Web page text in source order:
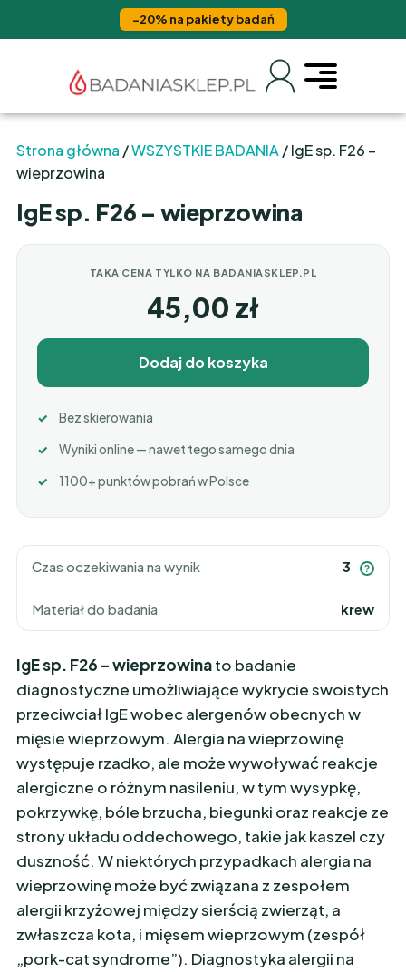
−20% na pakiety badań
Strona główna /WSZYSTKIE BADANIA / IgE sp. F26 –
wieprzowina
IgE sp. F26 – wieprzowina
Czas oczekiwania na wynik 3 ?
Materiał do badania krew
IgE sp. F26 – wieprzowinato badanie
diagnostyczne umożliwiające wykrycie swoistych
przeciwciał IgE wobec alergenów obecnych w
mięsie wieprzowym. Alergia na wieprzowinę
występuje rzadko, ale może wywoływać reakcje
alergiczne o różnym nasileniu, w tym wysypkę,
pokrzywkę, bóle brzucha, biegunki oraz reakcje ze
strony układu oddechowego, takie jak kaszel czy
duszność. W niektórych przypadkach alergia na
wieprzowinę może być związana z zespołem
alergii krzyżowej między sierścią zwierząt, a
zwłaszcza kota, i mięsem wieprzowym (zespół
„pork-cat syndrome”). Diagnostyka alergii na
TAKA CENA TYLKO NA BADANIASKLEP.PL
45,00 zł
Dodaj do koszyka
Bez skierowania
Wyniki online — nawet tego samego dnia
1100+ punktów pobrań w Polsce